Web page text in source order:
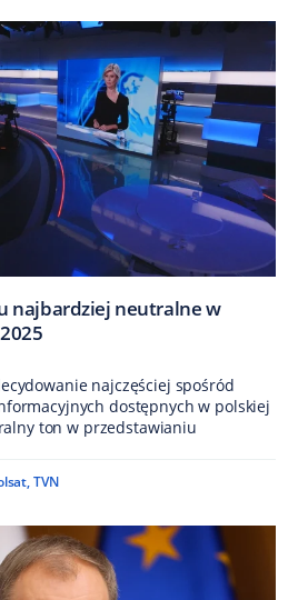
najbardziej neutralne w
najczęściej spośród
dostępnych w polskiej
ton w przedstawianiu
,TVN